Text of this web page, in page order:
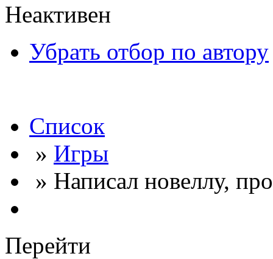
Неактивен
Убрать отбор по автору
Список
» Игры
» Написал новеллу,
Перейти